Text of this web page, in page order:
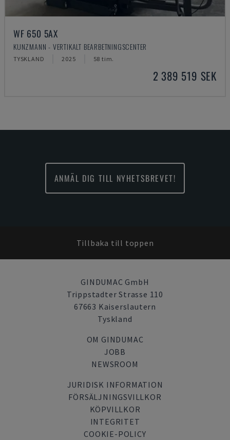
WF 650 5AX
KUNZMANN - VERTIKALT BEARBETNINGSCENTER
TYSKLAND 2025 58 tim.
2 389 519 SEK
ANMÄL DIG TILL NYHETSBREVET!
Tillbaka till toppen
GINDUMAC GmbH
Trippstadter Strasse 110
67663 Kaiserslautern
Tyskland
OM GINDUMAC
JOBB
NEWSROOM
JURIDISK INFORMATION
FÖRSÄLJNINGSVILLKOR
KÖPVILLKOR
INTEGRITET
COOKIE-POLICY